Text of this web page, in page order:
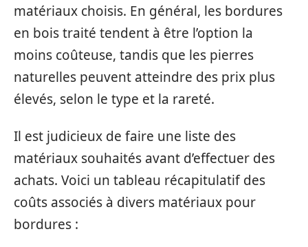
matériaux choisis. En général, les bordures
en bois traité tendent à être l’option la
moins coûteuse, tandis que les pierres
naturelles peuvent atteindre des prix plus
élevés, selon le type et la rareté.
Il est judicieux de faire une liste des
matériaux souhaités avant d’effectuer des
achats. Voici un tableau récapitulatif des
coûts associés à divers matériaux pour
bordures :